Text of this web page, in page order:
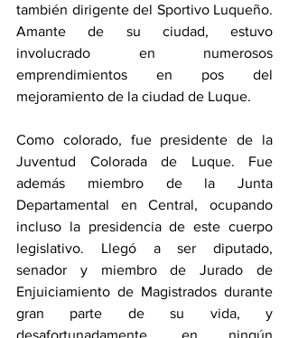
también dirigente del Sportivo Luqueño.
Amante de su ciudad, estuvo
involucrado en numerosos
emprendimientos en pos del
mejoramiento de la ciudad de Luque.
Como colorado, fue presidente de la
Juventud Colorada de Luque. Fue
además miembro de la Junta
Departamental en Central, ocupando
incluso la presidencia de este cuerpo
legislativo. Llegó a ser diputado,
senador y miembro de Jurado de
Enjuiciamiento de Magistrados durante
gran parte de su vida, y
desafortunadamente, en ningún